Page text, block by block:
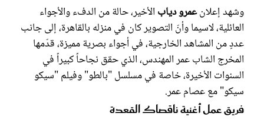
وشهد إعلانعمرو دياب الأخير، حالة من الدفء والأجواء
العائلية، لاسيما وأنّ التصوير كان في منزله بالقاهرة، إلى جانب
عددٍ من المشاهد الخارجية، في أجواء بصرية مميزة، قدّمها
المخرج الشاب عمر المهندس، الذي حقق نجاحاً كبيراً في
السنوات الأخيرة، خاصة في مسلسل "بالطو" وفيلم "سيكو
سيكو" مع عصام عمر.
فريق عمل أغنية ناقصاك القعدة